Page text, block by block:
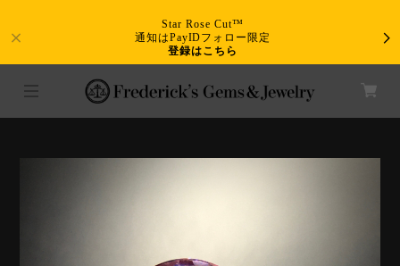
Star Rose Cut™
通知はPayIDフォロー限定
登録はこちら